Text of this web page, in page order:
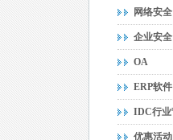
网络安全
企业安全
OA
ERP软件
IDC行业
优惠活动